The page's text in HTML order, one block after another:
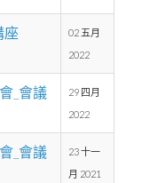
座
02 五月
2022
_會議
29 四月
2022
_會議
23 十一
月 2021